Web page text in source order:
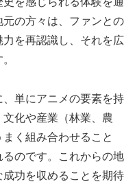
の方々は、ファンとの
を再認識し、それを広
、単にアニメの要素を持
化や産業（林業、農
く組み合わせること
のです。これからの地
功を収めることを期待